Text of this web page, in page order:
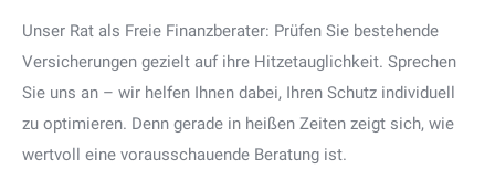
Unser Rat als Freie Finanzberater: Prüfen Sie bestehende
Versicherungen gezielt auf ihre Hitzetauglichkeit. Sprechen
Sie uns an – wir helfen Ihnen dabei, Ihren Schutz individuell
zu optimieren. Denn gerade in heißen Zeiten zeigt sich, wie
wertvoll eine vorausschauende Beratung ist.